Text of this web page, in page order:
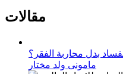
مقالات
بدل محاربة الفقر؟
مامونى ولد مختار